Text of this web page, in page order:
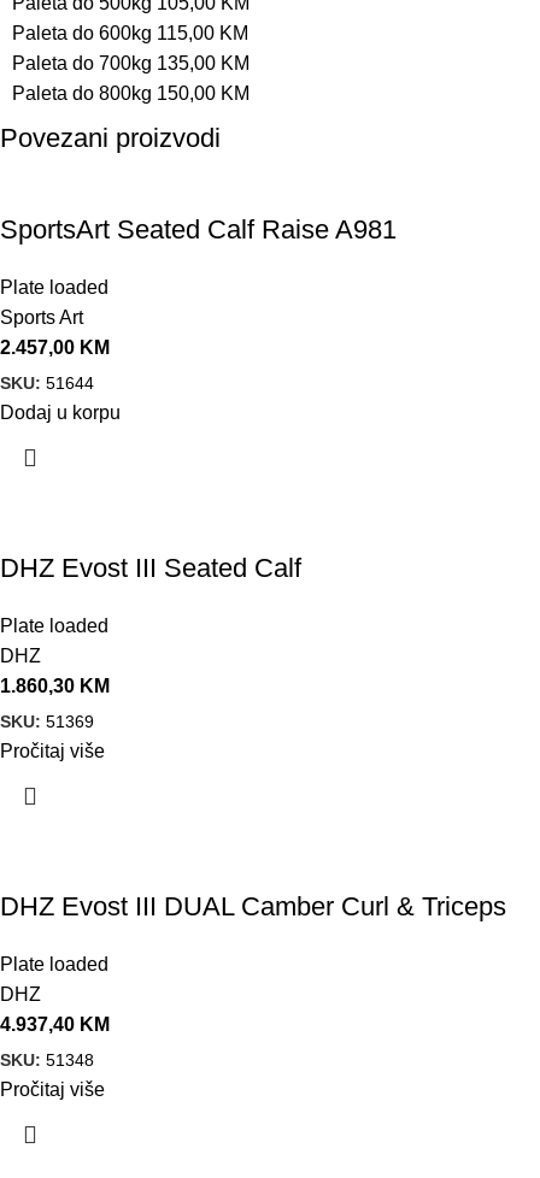
Paleta do 600kg 115,00 KM
Paleta do 700kg 135,00 KM
Paleta do 800kg 150,00 KM
Povezani proizvodi
SportsArt Seated Calf Raise A981
Plate loaded
Sports Art
2.457,00 KM
SKU: 51644
Dodaj u korpu
DHZ Evost III Seated Calf
Plate loaded
DHZ
1.860,30 KM
SKU: 51369
Pročitaj više
DHZ Evost III DUAL Camber Curl & Triceps
Plate loaded
DHZ
4.937,40 KM
SKU: 51348
Pročitaj više